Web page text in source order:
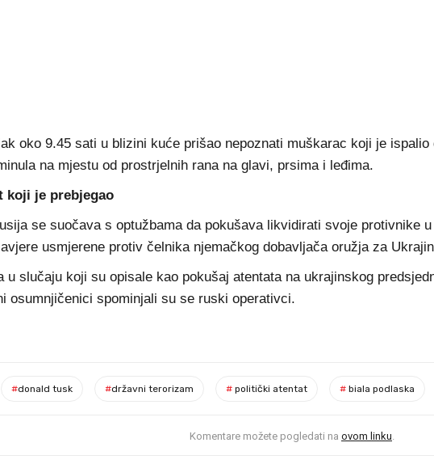
oko 9.45 sati u blizini kuće prišao nepoznati muškarac koji je
na mjestu od prostrjelnih rana na glavi, prsima i leđima.
koji je prebjegao
se suočava s optužbama da pokušava likvidirati svoje
usmjerene protiv čelnika njemačkog dobavljača oružja za
slučaju koji su opisale kao pokušaj atentata na ukrajinskog
osumnjičenici spominjali su se ruski operativci.
#donald tusk #državni terorizam # politički atentat # biala podlaska
Komentare možete pogledati na ovom linku.